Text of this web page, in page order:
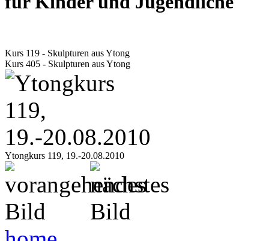
Kurs 119 - Skulpturen aus Ytong
Kurs 405 - Skulpturen aus Ytong
Ytongkurs 119, 19.-20.08.2010